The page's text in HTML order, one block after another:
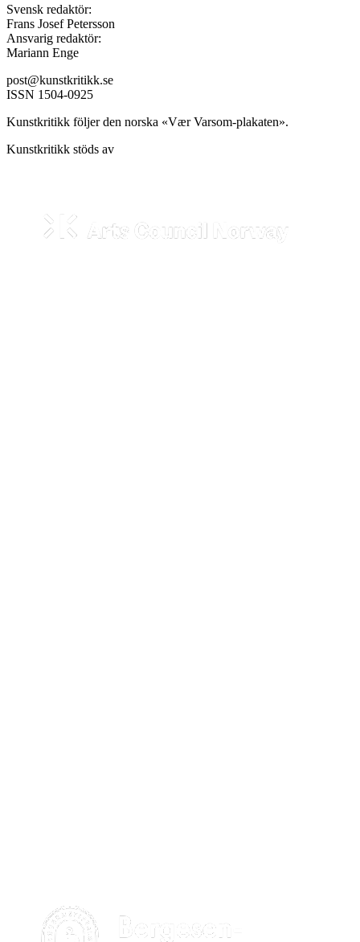
Svensk redaktör:
Frans Josef Petersson
Ansvarig redaktör:
Mariann Enge
post@kunstkritikk.se
ISSN 1504-0925
Kunstkritikk följer den norska «Vær Varsom-plakaten».
Kunstkritikk stöds av